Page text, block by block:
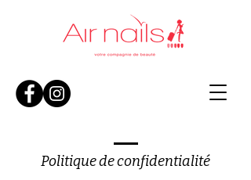
Politique de confidentialité